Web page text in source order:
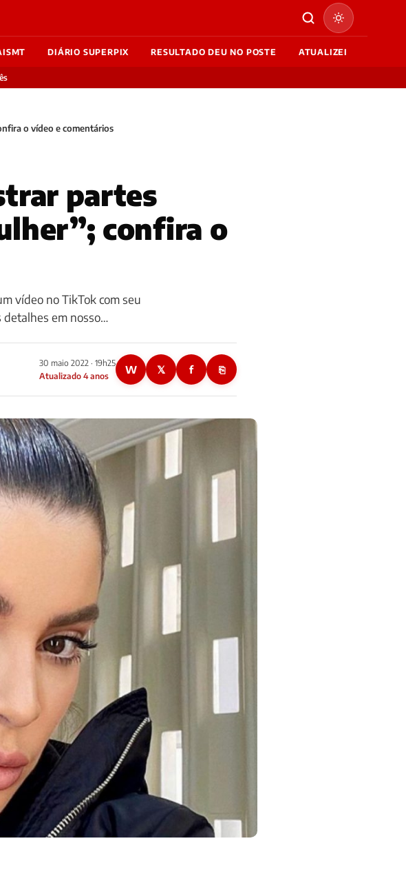
DIÁRIO SUPERPIX RESULTADO DEU NO POSTE ATUALIZEI
o vídeo e comentários
partes
confira o
vídeo no TikTok com seu
em nosso…
30 maio 2022 · 19h25
Atualizado 4 anos
W 𝕏 f ⎘